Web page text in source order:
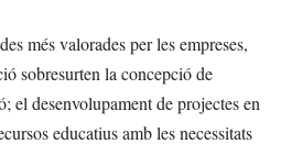
més valorades per les empreses,
sobresurten la concepció de
el desenvolupament de projectes en
educatius amb les necessitats